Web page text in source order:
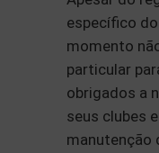
específico
momento
particular
obrigados a
seus clubes e
manutenção